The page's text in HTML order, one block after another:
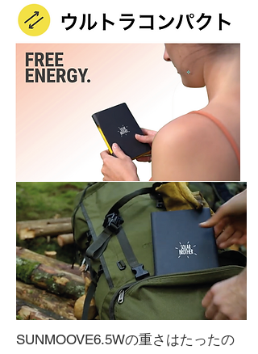
SUNMOOVE6.5Wの重さはたったの